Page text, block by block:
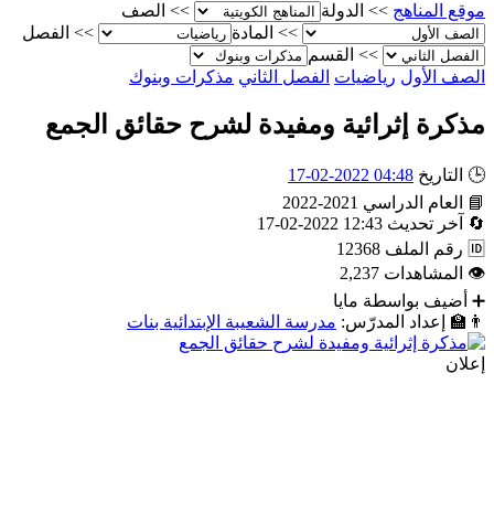
موقع المناهج >> الدولة >>
الصف
>>
المادة >>
الفصل
>>
القسم
الصف الأول رياضيات الفصل الثاني مذكرات وبنوك
مذكرة إثرائية ومفيدة لشرح حقائق الجمع
🕒 التاريخ 04:48 2022-02-17
📘
العام الدراسي 2021-2022
🔄
آخر تحديث 12:43 2022-02-17
🆔 رقم الملف 12368
👁
المشاهدات 2,237
➕
أضيف بواسطة مايا
👨‍🏫
إعداد المدرّس: مدرسة الشعيبة الإبتدائية بنات
إعلان